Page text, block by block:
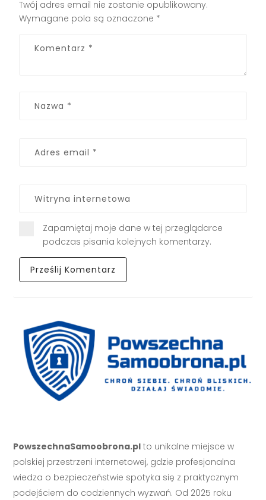
Twój adres email nie zostanie opublikowany.
Wymagane pola są oznaczone *
Zapamiętaj moje dane w tej przeglądarce
podczas pisania kolejnych komentarzy.
PowszechnaSamoobrona.pl to unikalne miejsce w
polskiej przestrzeni internetowej, gdzie profesjonalna
wiedza o bezpieczeństwie spotyka się z praktycznym
podejściem do codziennych wyzwań. Od 2025 roku